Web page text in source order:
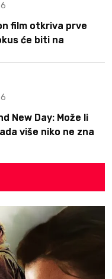
film otkriva prve
će biti na
New Day: Može li
više niko ne zna